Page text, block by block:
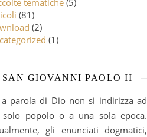
tematiche(5)
(81)
(2)
(1)
SAN GIOVANNI PAOLO II
solo popolo o a una sola epoca.
gli enunciati dogmatici,